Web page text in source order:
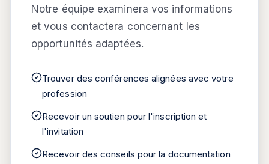
Notre équipe examinera vos informations
et vous contactera concernant les
opportunités adaptées.
Trouver des conférences alignées avec votre
profession
Recevoir un soutien pour l'inscription et
l'invitation
Recevoir des conseils pour la documentation